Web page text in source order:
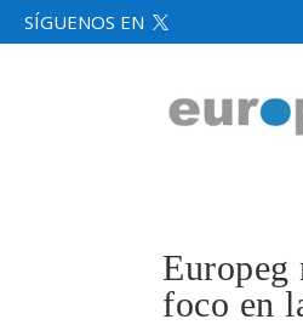
SÍGUENOS EN 
Europeg
foco en